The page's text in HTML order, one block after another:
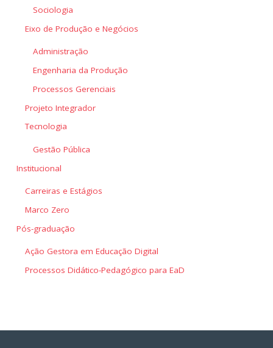
Sociologia
Eixo de Produção e Negócios
Administração
Engenharia da Produção
Processos Gerenciais
Projeto Integrador
Tecnologia
Gestão Pública
Institucional
Carreiras e Estágios
Marco Zero
Pós-graduação
Ação Gestora em Educação Digital
Processos Didático-Pedagógico para EaD